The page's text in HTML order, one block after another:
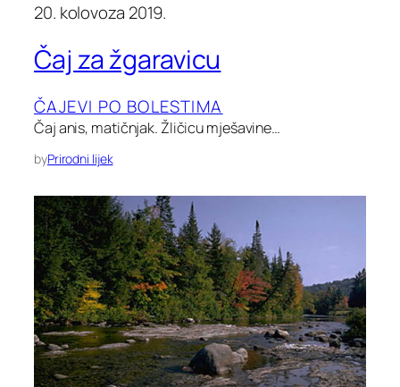
20. kolovoza 2019.
Čaj za žgaravicu
ČAJEVI PO BOLESTIMA
Čaj anis, matičnjak. Žličicu mješavine…
byPrirodni lijek